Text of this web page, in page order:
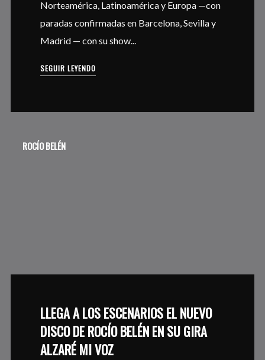
Norteamérica, Latinoamérica y Europa —con
paradas confirmadas en Barcelona, Sevilla y
Madrid — con su show...
SEGUIR LEYENDO
ROCÍO BELÉN
LLEGA A LOS ESCENARIOS EL NUEVO
DISCO DE ROCÍO BELÉN EN SU GIRA
ALZARÉ MI VOZ